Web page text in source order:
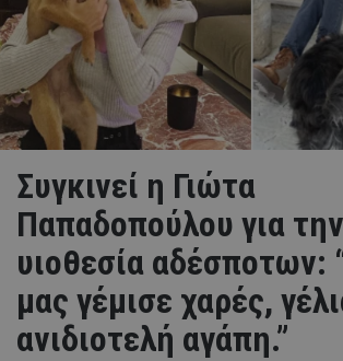
Συγκινεί η Γιώτα
Παπαδοπούλου για την
υιοθεσία αδέσποτων:
μας γέμισε χαρές,
ανιδιοτελή αγάπη.”